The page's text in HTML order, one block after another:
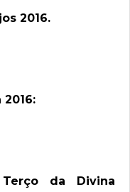
2016.
da Divina